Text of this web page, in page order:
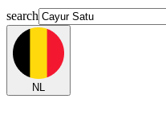
search
NL